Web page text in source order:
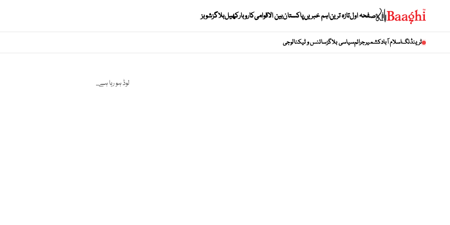
صفحہ اولتازہ تریناہم خبریںپاکستانبین الاقوامیکاروبارکھیلبلاگزشوبز
ٹرینڈنگاسلام آبادکشمیرجرائمسیاسی بلاگزسائنس و ٹیکنالوجی
لوڈ ہو رہا ہے...